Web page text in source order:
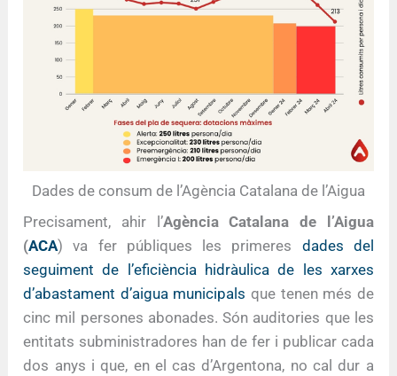
Dades de consum de l’Agència Catalana de l’Aigua
Precisament, ahir l’Agència Catalana de l’Aigua
(ACA) va fer públiques les primeres dades del
seguiment de l’eficiència hidràulica de les xarxes
d’abastament d’aigua municipals que tenen més de
cinc mil persones abonades. Són auditories que les
entitats subministradores han de fer i publicar cada
dos anys i que, en el cas d’Argentona, no cal dur a